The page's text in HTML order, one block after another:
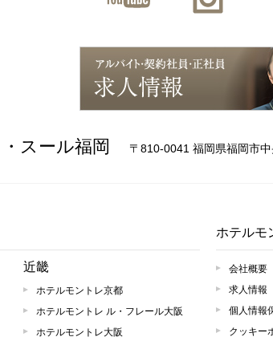
ューブ
タグラ
ム
スール福岡 〒810-0041 福岡県福岡市
近畿
ホテルモントレ京都
ホテルモントレ ル・フレール大阪
ホテルモントレ大阪
ホテルモ
会社概要
求人情報
個人情報
クッキー